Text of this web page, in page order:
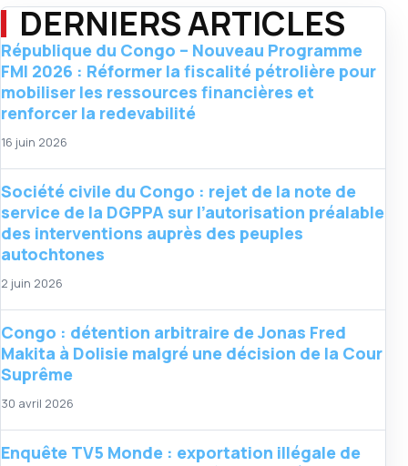
DERNIERS ARTICLES
République du Congo – Nouveau Programme
FMI 2026 : Réformer la fiscalité pétrolière pour
mobiliser les ressources financières et
renforcer la redevabilité
16 juin 2026
Société civile du Congo : rejet de la note de
service de la DGPPA sur l’autorisation préalable
des interventions auprès des peuples
autochtones
2 juin 2026
Congo : détention arbitraire de Jonas Fred
Makita à Dolisie malgré une décision de la Cour
Suprême
30 avril 2026
Enquête TV5 Monde : exportation illégale de